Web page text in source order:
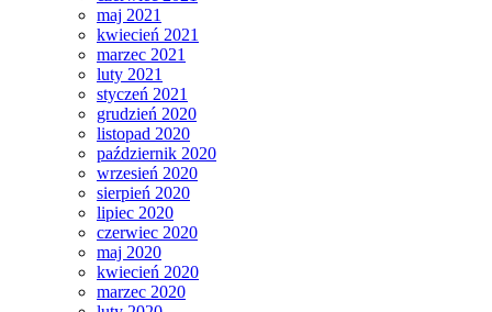
maj 2021
kwiecień 2021
marzec 2021
luty 2021
styczeń 2021
grudzień 2020
listopad 2020
październik 2020
wrzesień 2020
sierpień 2020
lipiec 2020
czerwiec 2020
maj 2020
kwiecień 2020
marzec 2020